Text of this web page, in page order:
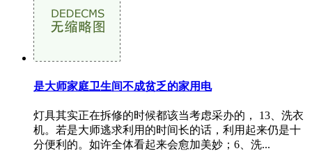
是大师家庭卫生间不成贫乏的家用电
灯具其实正在拆修的时候都该当考虑采办的， 13、洗衣
机。若是大师逃求利用的时间长的话，利用起来仍是十
分便利的。如许全体看起来会愈加美妙；6、洗...